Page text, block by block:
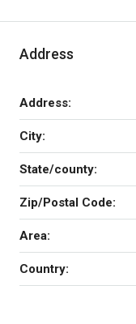
Address
Address:
City:
State/county:
Zip/Postal Code:
Area:
Country: